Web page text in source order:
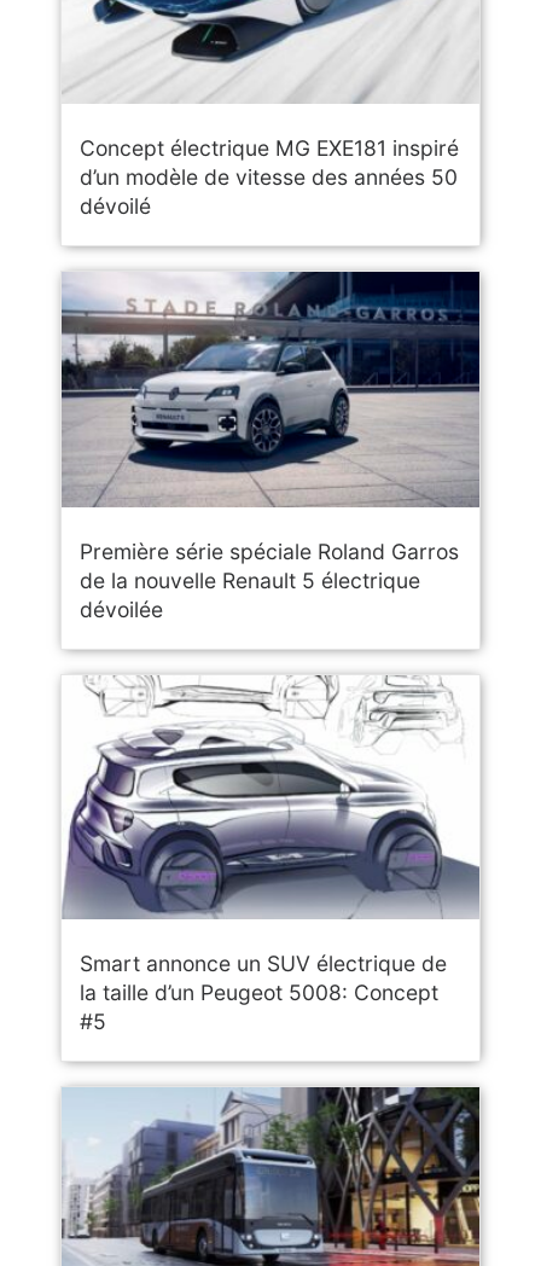
Concept électrique MG EXE181 inspiré
d’un modèle de vitesse des années 50
dévoilé
Première série spéciale Roland Garros
de la nouvelle Renault 5 électrique
dévoilée
Smart annonce un SUV électrique de
la taille d’un Peugeot 5008: Concept
#5